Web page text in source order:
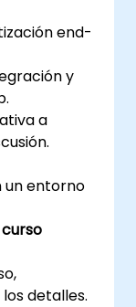
end-
y
a
entorno
detalles.